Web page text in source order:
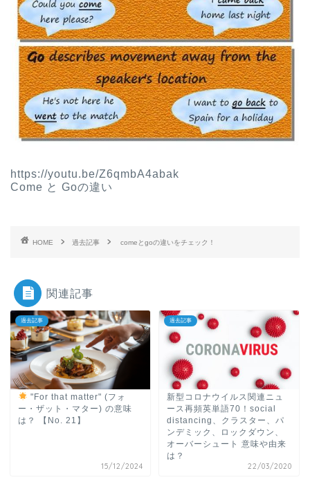
https://youtu.be/Z6qmbA4abak
Come と Goの違い
HOME 過去記事 comeとgoの違いをチェック！
関連記事
過去記事
"For that matter" (フォ
ー・ザット・マター) の意味
は？ 【No. 21】
15/12/2024
過去記事
新型コロナウイルス関連ニュ
ース再頻英単語70！social
distancing、クラスター、パ
ンデミック、ロックダウン、
オーバーシュート 意味や由来
は？
22/03/2020